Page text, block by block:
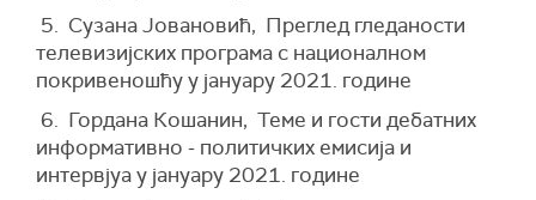
5. Сузана Јовановић, Преглед гледаности
телевизијских програма с националном
покривеношћу у јануару 2021. године
6. Гордана Кошанин, Теме и гости дебатних
информативно - политичких емисија и
интервјуа у јануару 2021. године